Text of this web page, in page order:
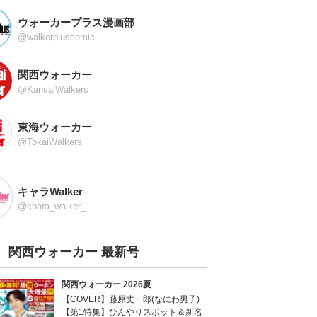
ウォーカープラス漫画部
@walkerpluscomic
関西ウォーカー
@KansaiWalkers
東海ウォーカー
@TokaiWalkers
キャラWalker
@chara_walker_
関西ウォーカー 最新号
関西ウォーカー 2026夏
【COVER】藤原丈一郎(なにわ男子)
【第1特集】ひんやりスポット＆新名